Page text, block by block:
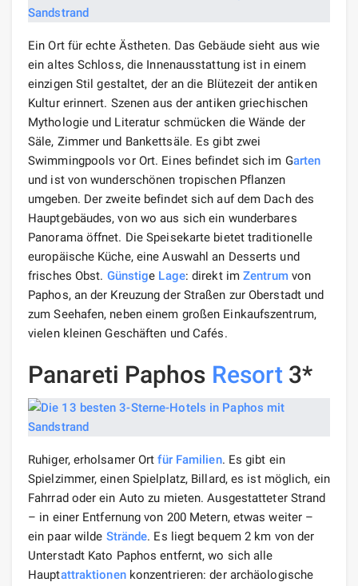
Ein Ort für echte Ästheten. Das Gebäude sieht aus wie
ein altes Schloss, die Innenausstattung ist in einem
einzigen Stil gestaltet, der an die Blütezeit der antiken
Kultur erinnert. Szenen aus der antiken griechischen
Mythologie und Literatur schmücken die Wände der
Säle, Zimmer und Bankettsäle. Es gibt zwei
Swimmingpools vor Ort. Eines befindet sich im Garten
und ist von wunderschönen tropischen Pflanzen
umgeben. Der zweite befindet sich auf dem Dach des
Hauptgebäudes, von wo aus sich ein wunderbares
Panorama öffnet. Die Speisekarte bietet traditionelle
europäische Küche, eine Auswahl an Desserts und
frisches Obst. Günstige Lage: direkt imZentrumvon
Paphos, an der Kreuzung der Straßen zur Oberstadt und
zum Seehafen, neben einem großen Einkaufszentrum,
vielen kleinen Geschäften und Cafés.
Panareti Paphos Resort 3*
Ruhiger, erholsamer Ortfür Familien. Es gibt ein
Spielzimmer, einen Spielplatz, Billard, es ist möglich, ein
Fahrrad oder ein Auto zu mieten. Ausgestatteter Strand
– in einer Entfernung von 200 Metern, etwas weiter –
ein paar wilde Strände. Es liegt bequem 2 km von der
Unterstadt Kato Paphos entfernt, wo sich alle
Hauptattraktionenkonzentrieren: der archäologische